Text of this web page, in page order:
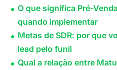
O que significa Pré-
quando implementar
Metas de SDR: por que
lead pelo funil
Qual a relação entre